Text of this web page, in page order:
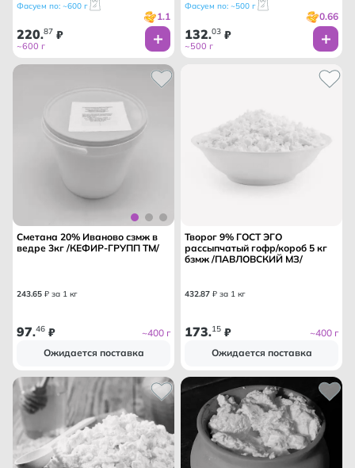
Фасуем по: ~600 г
1.1
220.87 ₽
~600 г
Фасуем по: ~500 г
0.66
132.03 ₽
~500 г
Сметана 20% Иваново сзмж в
ведре 3кг /КЕФИР-ГРУПП ТМ/
243.65 ₽ за 1 кг
97.46 ₽
~400 г
Ожидается поставка
Творог 9% ГОСТ ЭГО
рассыпчатый гофр/короб 5 кг
бзмж /ПАВЛОВСКИЙ МЗ/
432.87 ₽ за 1 кг
173.15 ₽
~400 г
Ожидается поставка